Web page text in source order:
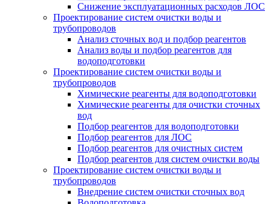
Снижение эксплуатационных расходов ЛОС
Проектирование систем очистки воды и
трубопроводов
Анализ сточных вод и подбор реагентов
Анализ воды и подбор реагентов для
водоподготовки
Проектирование систем очистки воды и
трубопроводов
Химические реагенты для водоподготовки
Химические реагенты для очистки сточных
вод
Подбор реагентов для водоподготовки
Подбор реагентов для ЛОС
Подбор реагентов для очистных систем
Подбор реагентов для систем очистки воды
Проектирование систем очистки воды и
трубопроводов
Внедрение систем очистки сточных вод